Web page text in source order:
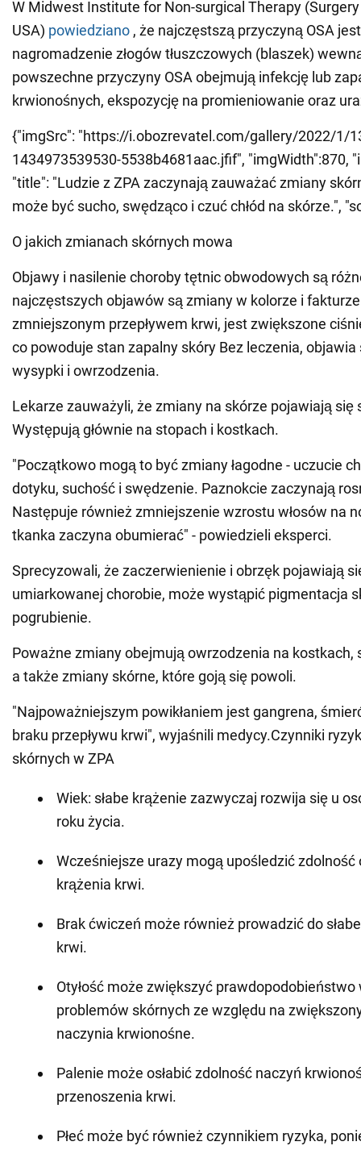
W Midwest Institute for Non-surgical Therapy
USA) powiedziano , że najczęstszą przyczyną OSA
nagromadzenie złogów tłuszczowych (blaszek)
powszechne przyczyny OSA obejmują infekcję lub
krwionośnych, ekspozycję na promieniowanie oraz
{"imgSrc": "https://i.obozrevatel.com/gallery/2022/1/
1434973539530-5538b4681aac.jfif", "imgWidth":870,
"title": "Ludzie z ZPA zaczynają zauważać zmiany
może być sucho, swędząco i czuć chłód na skórze.",
O jakich zmianach skórnych mowa
Objawy i nasilenie choroby tętnic obwodowych są
najczęstszych objawów są zmiany w kolorze i
zmniejszonym przepływem krwi, jest zwiększone
co powoduje stan zapalny skóry Bez leczenia, objawia
wysypki i owrzodzenia.
Lekarze zauważyli, że zmiany na skórze pojawiają się
Występują głównie na stopach i kostkach.
"Początkowo mogą to być zmiany łagodne - uczucie
dotyku, suchość i swędzenie. Paznokcie zaczynają
Następuje również zmniejszenie wzrostu włosów na
tkanka zaczyna obumierać" - powiedzieli eksperci.
Sprecyzowali, że zaczerwienienie i obrzęk pojawiają
umiarkowanej chorobie, może wystąpić pigmentacja
pogrubienie.
Poważne zmiany obejmują owrzodzenia na kostkach,
a także zmiany skórne, które goją się powoli.
"Najpoważniejszym powikłaniem jest gangrena,
braku przepływu krwi", wyjaśnili medycy.Czynniki
skórnych w ZPA
Wiek: słabe krążenie zazwyczaj rozwija się u
roku życia.
Wcześniejsze urazy mogą upośledzić zdolność
krążenia krwi.
Brak ćwiczeń może również prowadzić do
krwi.
Otyłość może zwiększyć
problemów skórnych ze względu na
naczynia krwionośne.
Palenie może osłabić zdolność naczyń
przenoszenia krwi.
Płeć może być również czynnikiem ryzyka,